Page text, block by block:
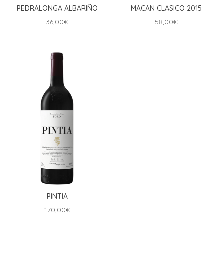
PEDRALONGA ALBARIÑO
36,00€
MACAN CLASICO 2015
58,00€
PINTIA
170,00€